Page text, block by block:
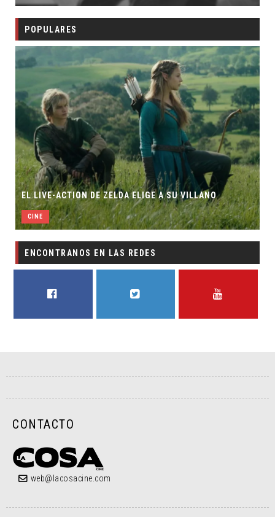
POPULARES
EL LIVE-ACTION DE ZELDA ELIGE A SU VILLANO
CINE
ENCONTRANOS EN LAS REDES
CONTACTO
web@lacosacine.com